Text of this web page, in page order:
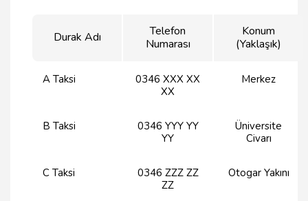
Durak Adı
Telefon
Numarası
Konum
(Yaklaşık)
A Taksi
0346 XXX XX
XX
Merkez
B Taksi
0346 YYY YY
YY
Üniversite
Civarı
C Taksi
0346 ZZZ ZZ
ZZ
Otogar Yakını